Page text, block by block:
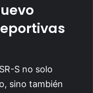
S no solo
sino también